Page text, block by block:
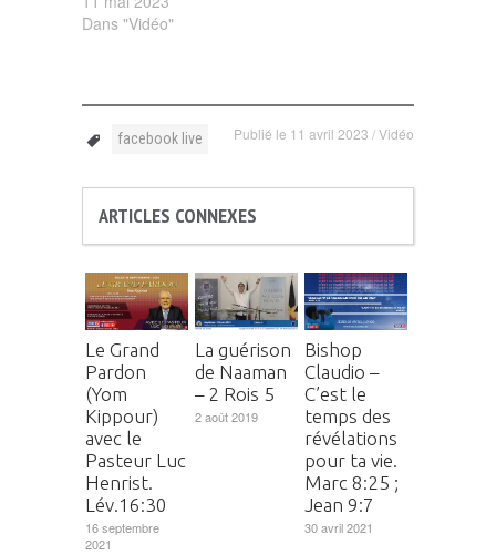
Dans "Vidéo"
Publié le 11 avril 2023 /Vidéo
facebook live
ARTICLES CONNEXES
Le Grand
Pardon
(Yom
Kippour)
avec le
Pasteur Luc
Henrist.
Lév.16:30
16 septembre
2021
La guérison
de Naaman
– 2 Rois 5
2 août 2019
Bishop
Claudio –
C’est le
temps des
révélations
pour ta vie.
Marc 8:25 ;
Jean 9:7
30 avril 2021